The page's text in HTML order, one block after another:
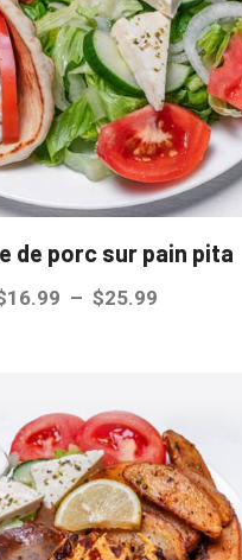
peuvent
être
choisies
sur
la
page
du
produit
de porc sur pain pita
16.99 – $25.99
à
$25.99
plusieurs
variations.
Les
options